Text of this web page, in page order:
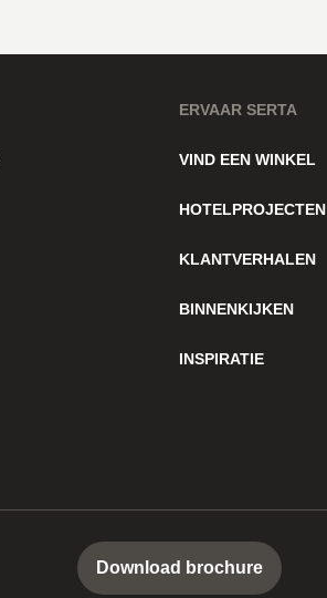
Download brochure
ERVAAR SERTA
VIND EEN WINKEL
HOTELPROJECTEN
KLANTVERHALEN
BINNENKIJKEN
INSPIRATIE